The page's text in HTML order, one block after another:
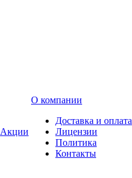
Акции
О компании
Доставка и оплата
Лицензии
Политика
Контакты